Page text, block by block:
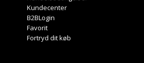
Kundecenter
B2BLogin
Favorit
Fortryd dit køb